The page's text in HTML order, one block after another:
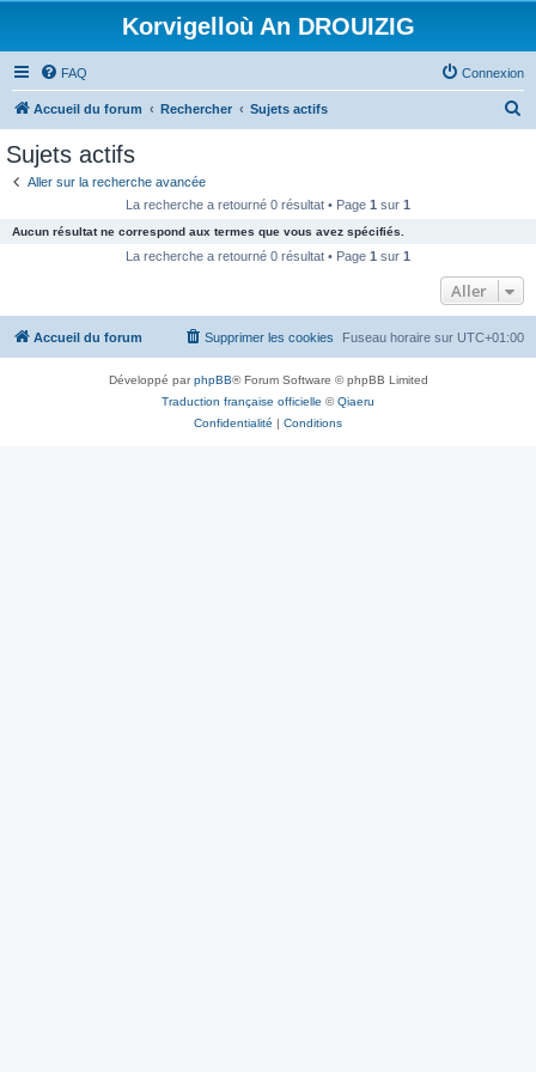
Korvigelloù An DROUIZIG
FAQ Connexion
Accueil du forum Rechercher Sujets actifs
c
e
Sujets actifs
Aller sur la recherche avancée
La recherche a retourné 0 résultat • Page 1 sur 1
Aucun résultat ne correspond aux termes que vous avez spécifiés.
La recherche a retourné 0 résultat • Page 1 sur 1
Aller
Accueil du forum Fuseau horaire sur UTC+01:00
Supprimer les cookies
Développé parphpBB® Forum Software © phpBB Limited
Traduction française officielle ©Qiaeru
Confidentialité | Conditions